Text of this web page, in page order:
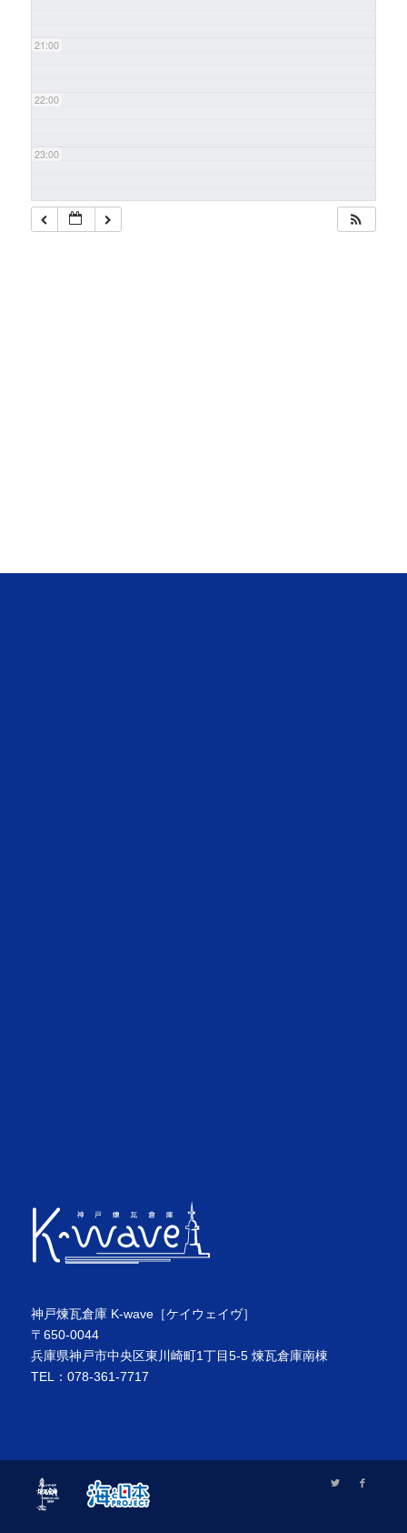
21:00
22:00
23:00
神戸煉瓦倉庫 K-wave［ケイウェイヴ］
〒650-0044
兵庫県神戸市中央区東川崎町1丁目5-5 煉瓦倉庫南棟
TEL：078-361-7717